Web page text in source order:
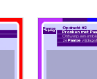
Opdracht #2
Paarse
vrijdag
Pronken met
Ontwerp een
zePaarsevrijdag